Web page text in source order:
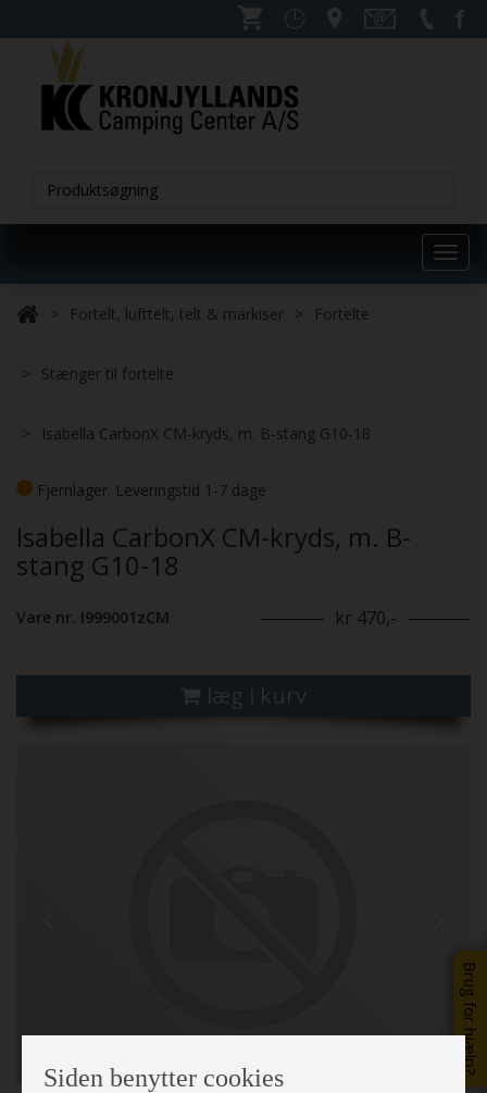
Brug for hjælp?
Fortelt, lufttelt, telt & markiser Fortelte
Stænger til fortelte
Isabella CarbonX CM-kryds, m. B-stang G10-18
Fjernlager. Leveringstid 1-7 dage
Isabella CarbonX CM-kryds, m. B-
stang G10-18
Vare nr. I999001zCM kr 470,-
læg i kurv
Siden benytter cookies